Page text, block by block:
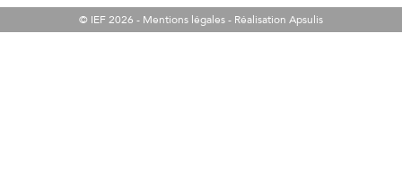
© IEF 2026 - Mentions légales- Réalisation Apsulis